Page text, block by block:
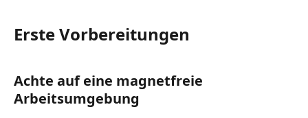
Erste Vorbereitungen
Achte auf eine magnetfreie
Arbeitsumgebung